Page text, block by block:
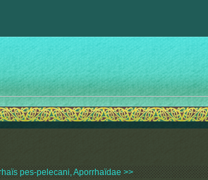
pes-pelecani, Aporrhaïdae >>